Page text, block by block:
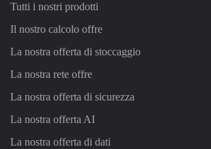
Tutti i nostri prodotti
Il nostro calcolo offre
La nostra offerta di stoccaggio
La nostra rete offre
La nostra offerta di sicurezza
La nostra offerta AI
La nostra offerta di dati